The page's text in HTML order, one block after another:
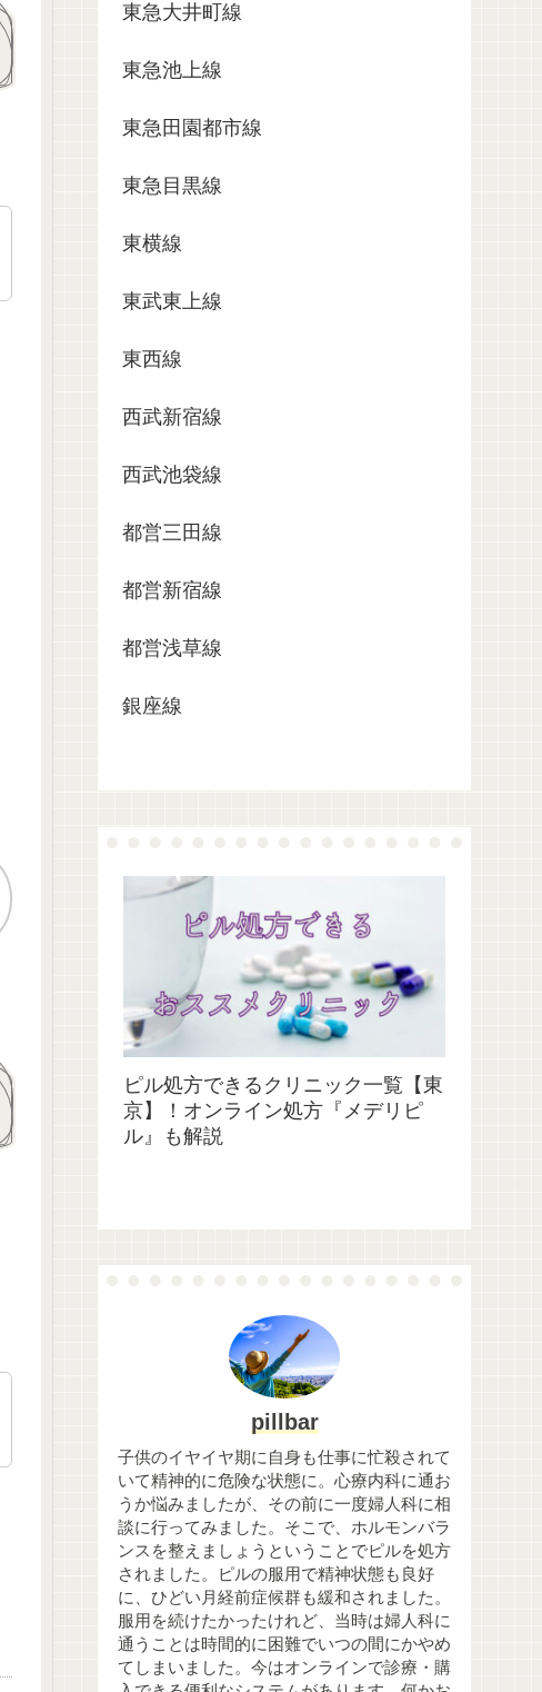
東急大井町線
東急池上線
東急田園都市線
東急目黒線
東横線
東武東上線
東西線
西武新宿線
西武池袋線
都営三田線
都営新宿線
都営浅草線
銀座線
ピル処方できるクリニック一覧【東
京】！オンライン処方『メデリピ
ル』も解説
pillbar
子供のイヤイヤ期に自身も仕事に忙殺されて
いて精神的に危険な状態に。心療内科に通お
うか悩みましたが、その前に一度婦人科に相
談に行ってみました。そこで、ホルモンバラ
ンスを整えましょうということでピルを処方
されました。ピルの服用で精神状態も良好
に、ひどい月経前症候群も緩和されました。
服用を続けたかったけれど、当時は婦人科に
通うことは時間的に困難でいつの間にかやめ
てしまいました。今はオンラインで診療・購